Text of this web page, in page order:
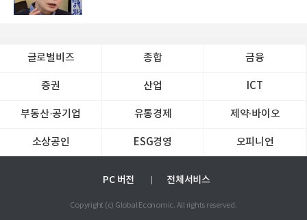
글로벌비즈 종합 금융
증권 산업 ICT
부동산·공기업 유통경제 제약∙바이오
소상공인 ESG경영 오피니언
PC 버전 전체서비스
Copyright (c) Global Economic. All rights reserved.